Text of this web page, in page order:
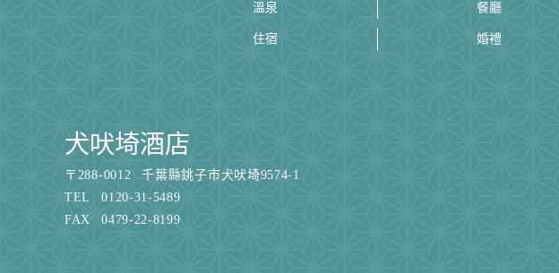
溫泉
住宿
餐廳
婚禮
犬吠埼酒店
〒 288-0012
千葉縣銚子市犬吠埼9574-1
TEL
0120-31-5489
FAX
0479-22-8199